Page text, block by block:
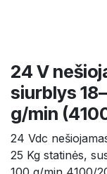
24 V
siurblys
g/min
24 Vdc
25 Kg statinės,